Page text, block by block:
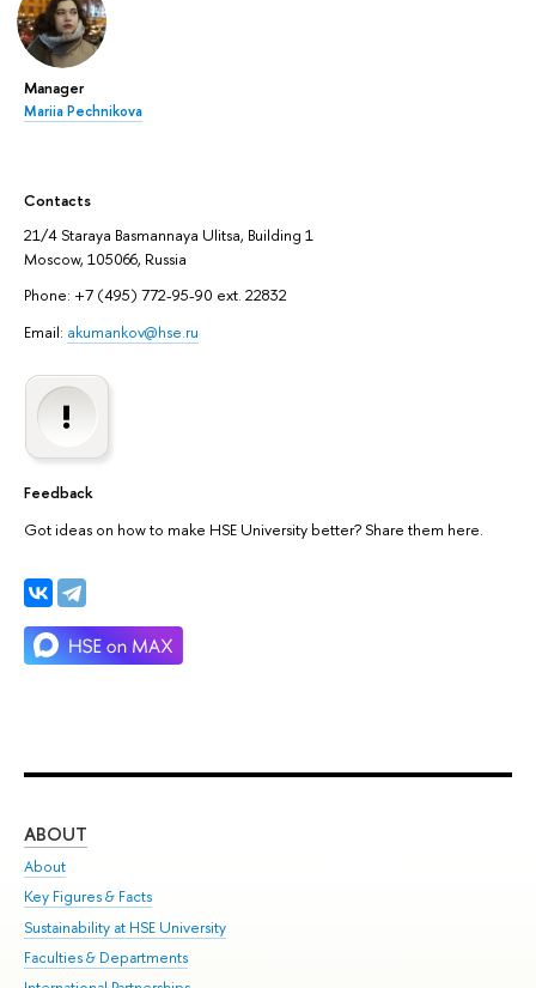
Manager
Mariia Pechnikova
Contacts
21/4 Staraya Basmannaya Ulitsa, Building 1
Moscow, 105066, Russia
Phone: +7 (495) 772-95-90 ext. 22832
Email: akumankov@hse.ru
Feedback
Got ideas on how to make HSE University better? Share them here.
ABOUT
About
Key Figures & Facts
Sustainability at HSE University
Faculties & Departments